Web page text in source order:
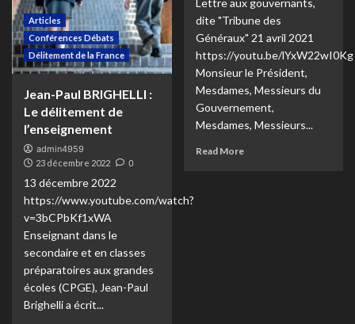
Articles
Conférences Débats
Délitement de la France
Jean-Paul BRIGHELLI :
Le délitement de
l’enseignement
admin4959
23 décembre 2022 0
13 décembre 2022
https://www.youtube.com/watch?
v=3bCPbKf1xWA
Enseignant dans le
secondaire et en classes
préparatoires aux grandes
écoles (CPGE), Jean-Paul
Brighelli a écrit...
Lettre aux gouvernants,
dite "Tribune des
Généraux" 21 avril 2021
https://youtu.be/lYxW22wI0Kg
Monsieur le Président,
Mesdames, Messieurs du
Gouvernement,
Mesdames, Messieurs...
Read More